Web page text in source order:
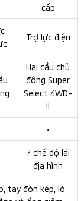
2026
còn trang bị
Eco, Gravel,